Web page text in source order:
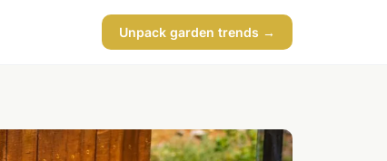
Unpack garden trends →